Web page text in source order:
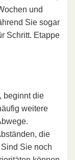
und
Sie sogar
Schritt. Etappe
beginnt die
weitere
die
Sie noch